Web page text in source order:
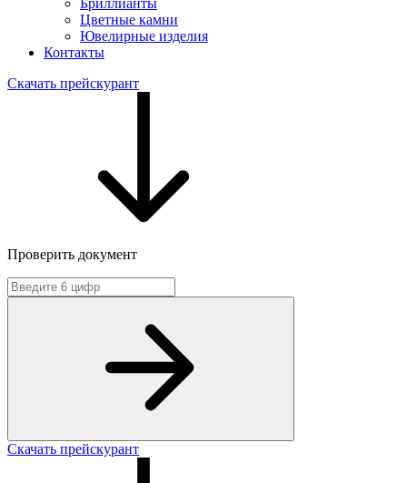
Бриллианты
Цветные камни
Ювелирные изделия
Контакты
Скачать прейскурант
Проверить документ
Скачать прейскурант